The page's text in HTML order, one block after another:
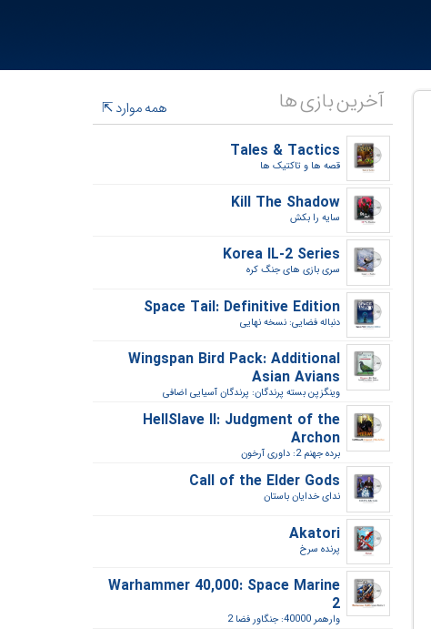
آخرین بازی ها
همه موارد
Tales & Tactics
قصه ها و تاکتیک ها‎
Kill The Shadow
سایه را بکش‎
Korea IL-2 Series
سری بازی های جنگ کره‎
Space Tail: Definitive Edition
دنباله فضایی: نسخه نهایی‎
Wingspan Bird Pack: Additional
Asian Avians
وینگزپن بسته پرندگان: پرندگان آسیایی اضافی‎
HellSlave II: Judgment of the
Archon
برده جهنم 2: داوری آرخون‎
Call of the Elder Gods
ندای خدایان باستان‎
Akatori
پرنده سرخ‎
Warhammer 40,000: Space Marine
2
وارهمر 40000: جنگاور فضا 2‎